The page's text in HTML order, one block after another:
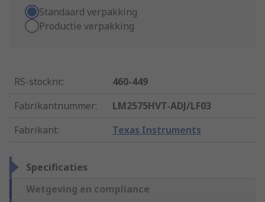
Standaard verpakking
Productie verpakking
RS-stocknr.:
460-449
Fabrikantnummer:
LM2575HVT-ADJ/LF03
Fabrikant: Texas Instruments
Specificaties
Wetgeving en compliance